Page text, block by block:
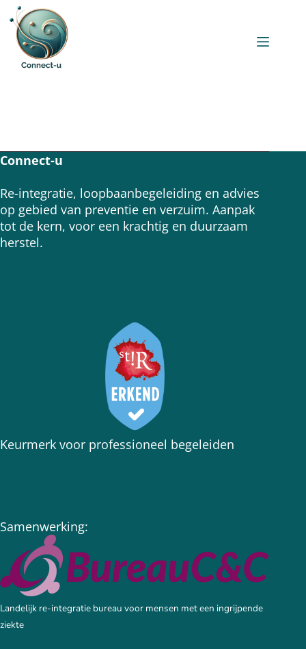
Connect-u
Re-integratie, loopbaanbegeleiding en advies
op gebied van preventie en verzuim. Aanpak
tot de kern, voor een krachtig en duurzaam
herstel.
Keurmerk voor professioneel begeleiden
Samenwerking:
Landelijk re-integratie bureau voor mensen met een ingrijpende
ziekte